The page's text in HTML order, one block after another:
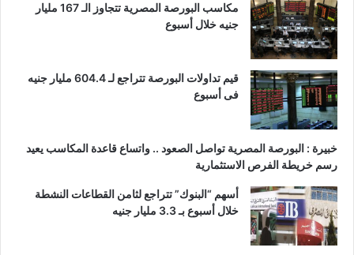
مكاسب البورصة المصرية تتجاوز الـ 167 مليار
جنيه خلال أسبوع
قيم تداولات البورصة تتراجع لـ 604.4 مليار جنيه
فى أسبوع
خبيرة : البورصة المصرية تواصل الصعود .. واتساع قاعدة المكاسب يعيد
رسم خريطة الفرص الاستثمارية
أسهم “البنوك” تتراجع لثامن القطاعات النشطة
خلال أسبوع بـ 3.3 مليار جنيه